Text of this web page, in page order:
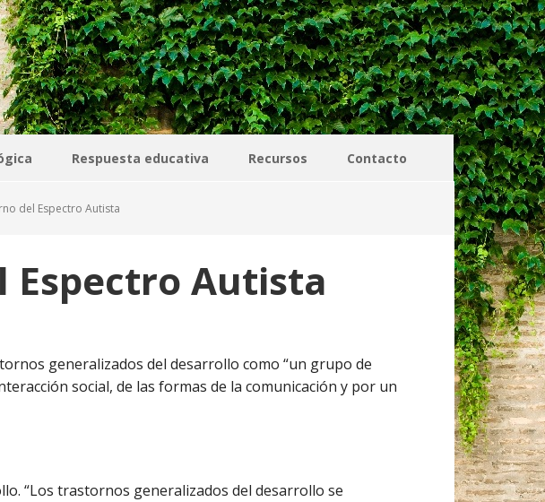
Respuesta educativa Recursos Contacto
del Espectro Autista
Autista
generalizados del desarrollo como “un grupo de
social, de las formas de la comunicación y por un
“Los trastornos generalizados del desarrollo se